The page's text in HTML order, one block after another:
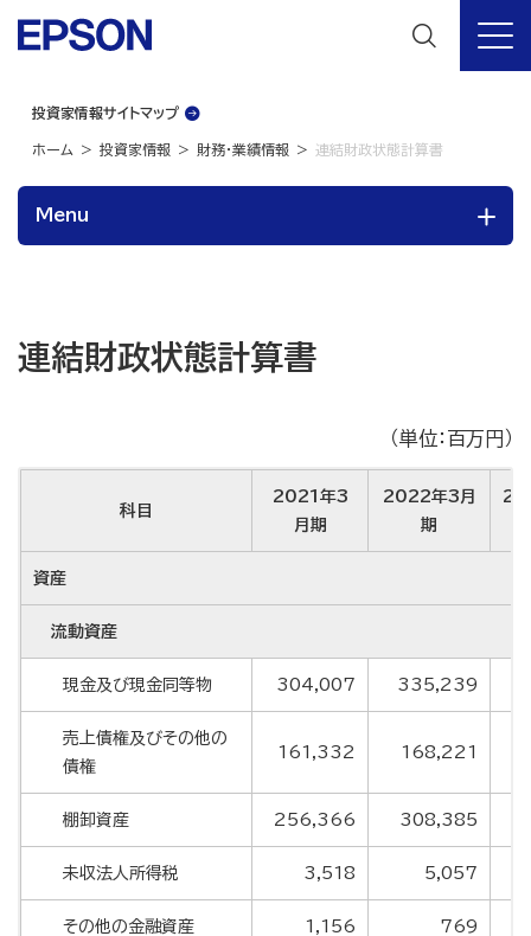
投資家情報サイトマップ
ホーム 投資家情報 財務・業績情報 連結財政状態計算書
Menu
連結財政状態計算書
（単位：百万円）
科目
2021年3
月期
2022年3月
期
資産
流動資産
現金及び現金同等物 304,007 335,239
売上債権及びその他の
債権
161,332 168,221
棚卸資産 256,366 308,385
未収法人所得税 3,518 5,057
その他の金融資産 1,156 769